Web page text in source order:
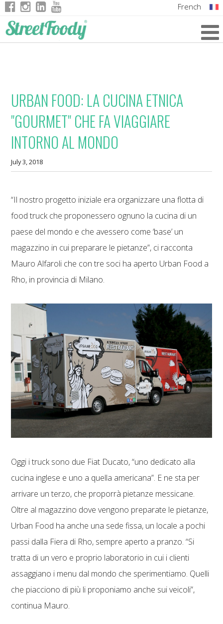
French
URBAN FOOD: LA CUCINA ETNICA
"GOURMET" CHE FA VIAGGIARE
INTORNO AL MONDO
July 3, 2018
“Il nostro progetto iniziale era organizzare una flotta di
food truck che proponessero ognuno la cucina di un
paese del mondo e che avessero come ‘base’ un
magazzino in cui preparare le pietanze”, ci racconta
Mauro Alfaroli che con tre soci ha aperto Urban Food a
Rho, in provincia di Milano.
Oggi i truck sono due Fiat Ducato, “uno dedicato alla
cucina inglese e uno a quella americana”. E ne sta per
arrivare un terzo, che proporrà pietanze messicane.
Oltre al magazzino dove vengono preparate le pietanze,
Urban Food ha anche una sede fissa, un locale a pochi
passi dalla Fiera di Rho, sempre aperto a pranzo. “Si
tratta di un vero e proprio laboratorio in cui i clienti
assaggiano i menu dal mondo che sperimentiamo. Quelli
che piacciono di più li proponiamo anche sui veicoli”,
continua Mauro.